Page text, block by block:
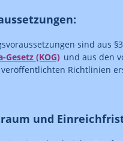
sind aus
(KOG) und aus den
Richtlinien
und